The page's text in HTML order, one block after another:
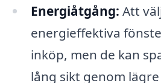
Energiåtgång: Att
energieffektiva
inköp, men de kan
lång sikt genom lägre